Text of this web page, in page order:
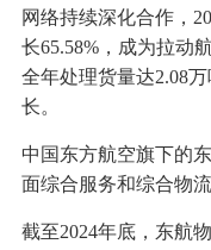
网络持续深化合作，
长65.58%，成为拉动
全年处理货量达2.08
长。
中国东方航空旗下的
面综合服务和综合物流
截至2024年底，东航